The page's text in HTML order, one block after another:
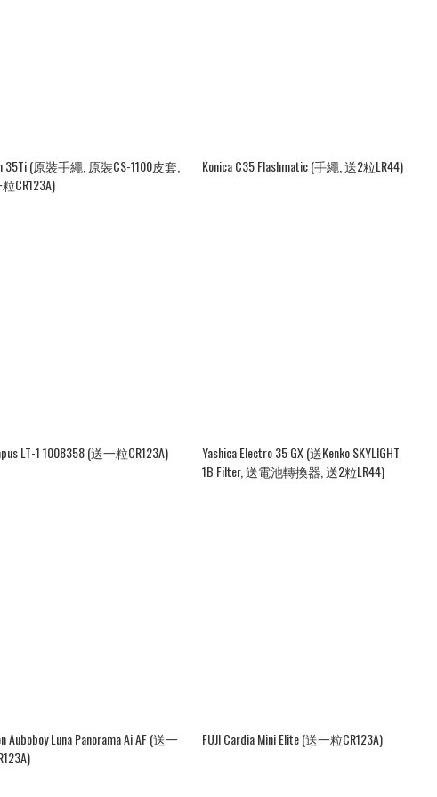
, 原裝CS-1100皮套,
CR123A)
Konica C35 Flashmatic (手繩, 送2粒LR44)
LT-1 1008358 (送一粒CR123A)
Yashica Electro 35 GX (送Kenko SKYLIGHT
1B Filter, 送電池轉換器, 送2粒LR44)
Auboboy Luna Panorama Ai AF (送一
FUJI Cardia Mini Elite (送一粒CR123A)